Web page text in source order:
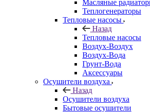
Масляные
Теплогенераторы
Тепловые насосы
Назад
Тепловые насосы
Воздух-Воздух
Воздух-Вода
Грунт-Вода
Аксессуары
Осушители воздуха
Назад
Осушители воздуха
Бытовые осушители